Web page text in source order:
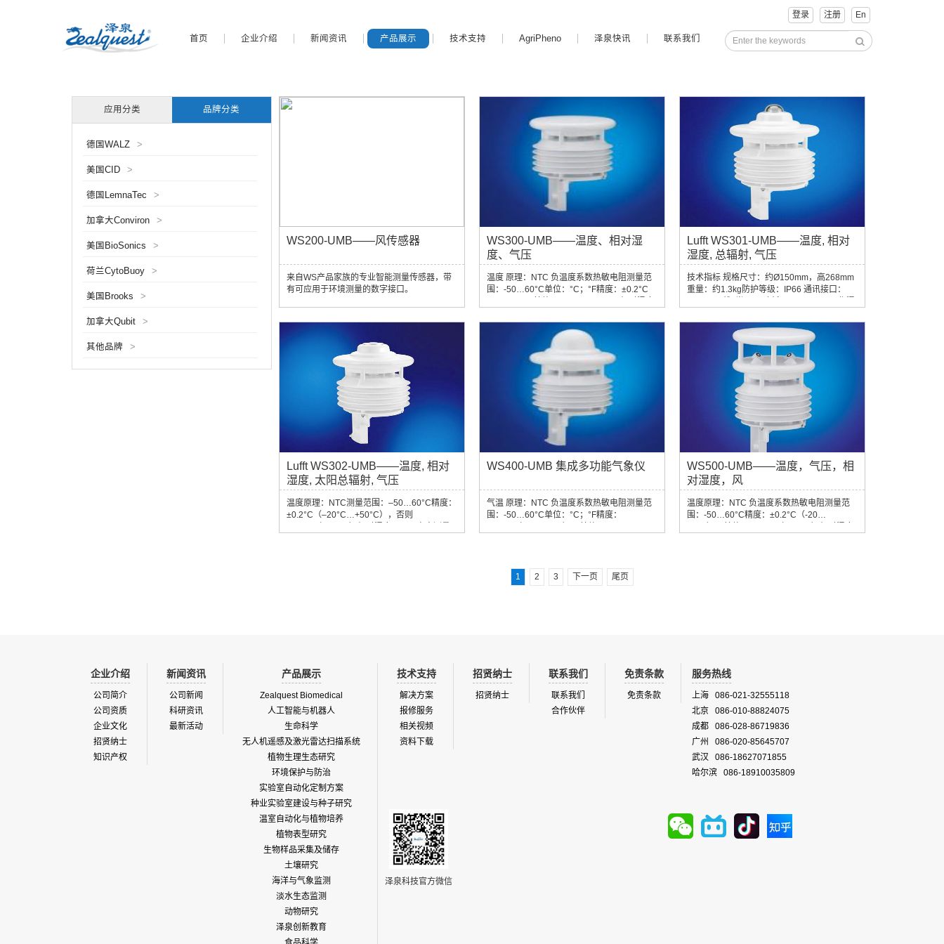
登录 注册 En
首页 企业介绍 新闻资讯 产品展示 技术支持 AgriPheno 泽泉快讯 联系我们
应用分类 品牌分类
德国WALZ >
美国CID >
德国LemnaTec >
加拿大Conviron >
美国BioSonics >
荷兰CytoBuoy >
美国Brooks >
加拿大Qubit >
其他品牌 >
WS200-UMB——风传感器
来自WS产品家族的专业智能测量传感器，带
有可应用于环境测量的数字接口。
WS300-UMB——温度、相对湿
度、气压
温度 原理：NTC 负温度系数热敏电阻测量范
围：-50…60°C单位：°C；°F精度：±0.2°C
%RH；g/m³；g/kg精度：±2% RH气压 原
理：MEMS 电容式测量范围：300…1200
hPa单位：hPa精度：±0.5 hPa (0 … +40°C)
技术参数 防护等级：IP66规格：直径150 mm
高度225 mm重量：2Kg接口：RS485, 双线连
接方式，半双工...
Lufft WS301-UMB——温度, 相对
湿度, 总辐射, 气压
技术指标 规格尺寸：约Ø150mm，高268mm
重量：约1.3kg防护等级：IP66 通讯接口：
理：NTC 量程：–50…60°C 精度：
±0.2°C（–20°C…+50°C），其余
±0.5°C（>-30°C）相对湿度原理：电容 量
程：0…100% RH 精度：±2%RH太阳总辐射
响应时间（95%）：< 18s 年不稳定度：
Lufft WS302-UMB——温度, 相对
湿度, 太阳总辐射, 气压
温度原理：NTC测量范围：–50…60°C精度：
±0.2°C（–20°C…+50°C），否则
WS400-UMB 集成多功能气象仪
气温 原理：NTC 负温度系数热敏电阻测量范
围：-50…60°C单位：°C；°F精度：
式测量范围：300…1200 hPa单位：±0.5hPa
精度：±0.1 hPa（0 … +40°C）降水量 分辨
WS500-UMB——温度，气压，相
对湿度，风
温度原理：NTC 负温度系数热敏电阻测量范
围：-50…60°C精度：±0.2°C（-20…
1 2 3 下一页 尾页
企业介绍
公司简介
公司资质
企业文化
招贤纳士
知识产权
新闻资讯
公司新闻
科研资讯
最新活动
产品展示
Zealquest Biomedical
人工智能与机器人
生命科学
无人机遥感及激光雷达扫描系统
植物生理生态研究
环境保护与防治
实验室自动化定制方案
种业实验室建设与种子研究
温室自动化与植物培养
植物表型研究
生物样品采集及储存
土壤研究
海洋与气象监测
淡水生态监测
动物研究
泽泉创新教育
技术支持
解决方案
报修服务
相关视频
资料下载
招贤纳士
招贤纳士
联系我们
联系我们
合作伙伴
免责条款
免责条款
服务热线
上海 086-021-32555118
北京 086-010-88824075
成都 086-028-86719836
广州 086-020-85645707
武汉 086-18627071855
哈尔滨 086-18910035809
泽泉科技官方微信